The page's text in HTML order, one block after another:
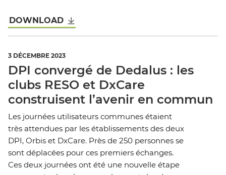
DOWNLOAD
3 DÉCEMBRE 2023
DPI convergé de Dedalus : les
clubs RESO et DxCare
construisent l’avenir en commun
Les journées utilisateurs communes étaient
très attendues par les établissements des deux
DPI, Orbis et DxCare. Près de 250 personnes se
sont déplacées pour ces premiers échanges.
Ces deux journées ont été une nouvelle étape